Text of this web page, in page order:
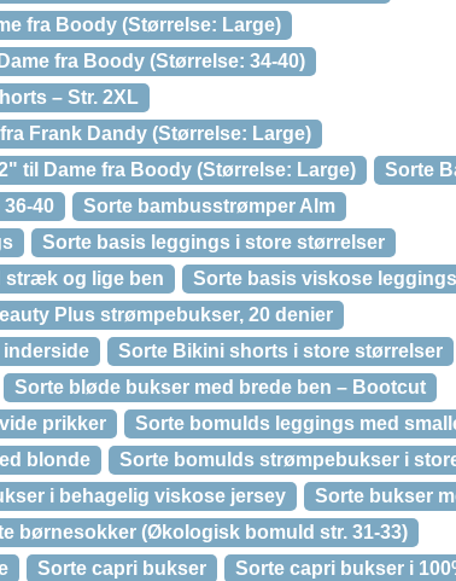
fra Boody (Størrelse: Large)
fra Boody (Størrelse: 34-40)
– Str. 2XL
Frank Dandy (Størrelse: Large)
til Dame fra Boody (Størrelse: Large)
Sorte
40
Sorte bambusstrømper Alm
Sorte basis leggings i store størrelser
stræk og lige ben
Sorte basis viskose leggings
Plus strømpebukser, 20 denier
inderside
Sorte Bikini shorts i store størrelser
Sorte bløde bukser med brede ben – Bootcut
prikker
Sorte bomulds leggings med
blonde
Sorte bomulds strømpebukser i
i behagelig viskose jersey
Sorte bukser
børnesokker (Økologisk bomuld str. 31-33)
Sorte capri bukser
Sorte capri bukser i